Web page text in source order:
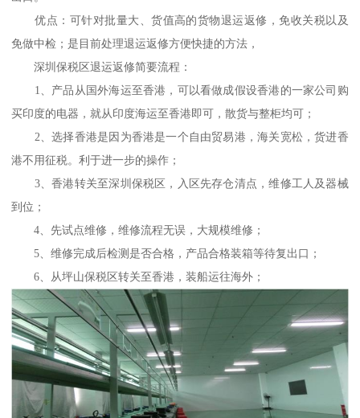
优点：可针对批量大、货值高的货物退运返修，免收关税以及
免做中检；是目前处理退运返修方便快捷的方法，
深圳保税区退运返修简要流程：
1、产品从国外海运至香港，可以看做成假设香港的一家公司购
买印度的电器，就从印度海运至香港即可，散货与整柜均可；
2、选择香港是因为香港是一个自由贸易港，海关宽松，货进香
港不用征税。利于进一步的操作；
3、香港转关至深圳保税区，入区先存仓清点，维修工人及器械
到位；
4、先试点维修，维修流程无误，大规模维修；
5、维修完成后检测是否合格，产品合格装箱等待复出口；
6、从坪山保税区转关至香港，装船运往海外；